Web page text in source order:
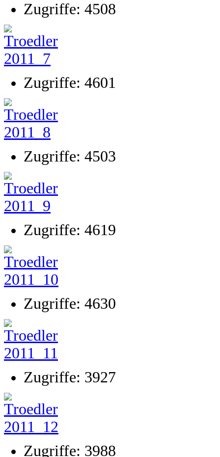
Zugriffe: 4508
Zugriffe: 4601
Zugriffe: 4503
Zugriffe: 4619
Zugriffe: 4630
Zugriffe: 3927
Zugriffe: 3988